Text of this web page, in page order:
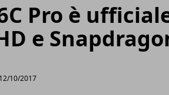
Pro è
e
12/10/2017